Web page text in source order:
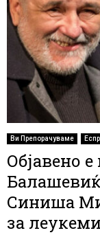
Ви Препорачуваме
Објавено
Синиша
за